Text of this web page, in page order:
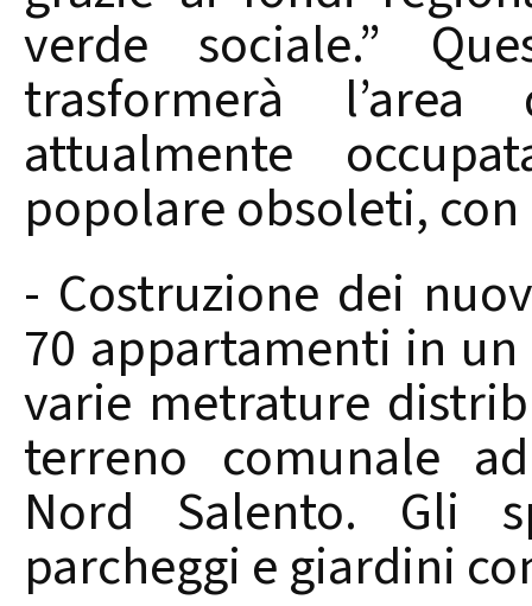
verde sociale.”
trasformerà
attualmente
popolare obsoleti,
- Costruzione dei
70 appartamenti in
varie metrature
terreno comunale
Nord Salento. Gli
parcheggi e giardini